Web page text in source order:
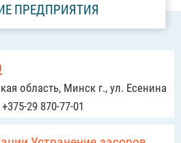
ПРЕДПРИЯТИЯ
область, Минск г., ул. Есенина
29 870-77-01